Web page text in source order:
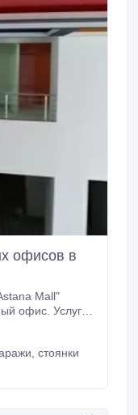
офисов в
Mall"
офис. Услугам
график
арендаторов
стоянки